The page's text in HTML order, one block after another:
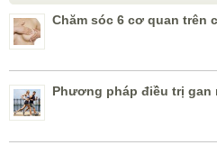
Chăm sóc 6 cơ quan trên
Phương pháp điều trị gan